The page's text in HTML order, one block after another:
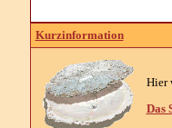
Kurzinformation
Hier
Das